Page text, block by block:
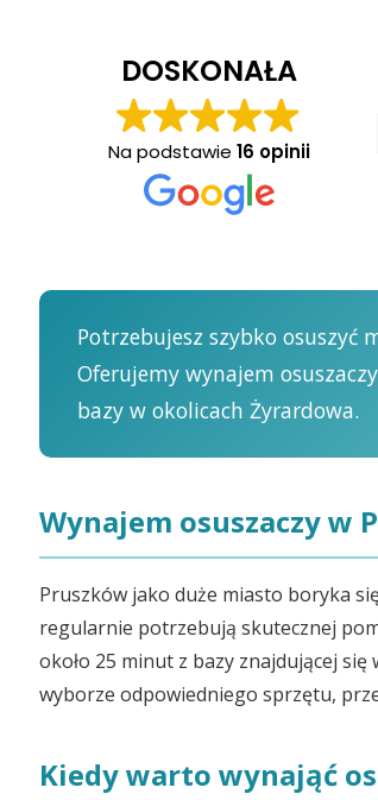
DOSKONAŁA
Na podstawie 16 opinii
Szybka reakcja i sprawna
pomoc po zalaniu.
Potrzebujesz szybko osuszyć
Oferujemy wynajem
bazy w okolicach Żyrardowa.
Wynajem osuszaczy w
Pruszków jako duże miasto boryka
regularnie potrzebują skutecznej
około 25 minut z bazy znajdującej
wyborze odpowiedniego sprzętu,
Kiedy warto wynająć